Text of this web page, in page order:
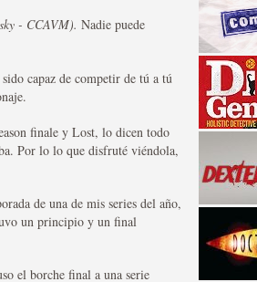
- CCAVM). Nadie puede
capaz de competir de tú a tú
finale y Lost, lo dicen todo
Por lo lo que disfruté viéndola,
de una de mis series del año,
un principio y un final
el borche final a una serie